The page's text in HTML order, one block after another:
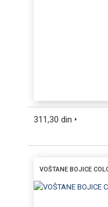
311,30 din
VOŠTANE BOJICE